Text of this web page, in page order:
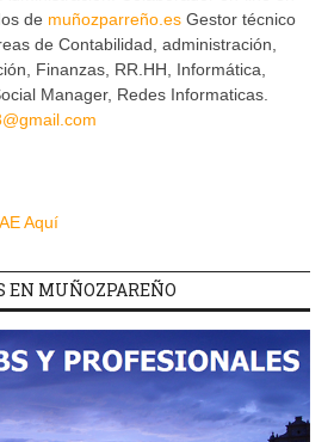
de muñozparreño.es Gestor técnico
de Contabilidad, administración,
Finanzas, RR.HH, Informática,
Manager, Redes Informaticas.
Aquí
EN MUÑOZPAREÑO